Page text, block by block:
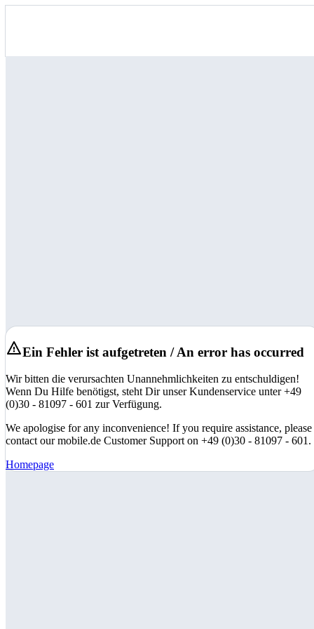
Ein Fehler ist aufgetreten / An error has occurred
Wir bitten die verursachten Unannehmlichkeiten zu entschuldigen!
Wenn Du Hilfe benötigst, steht Dir unser Kundenservice unter +49
(0)30 - 81097 - 601 zur Verfügung.
We apologise for any inconvenience! If you require assistance, please
contact our mobile.de Customer Support on +49 (0)30 - 81097 - 601.
Homepage